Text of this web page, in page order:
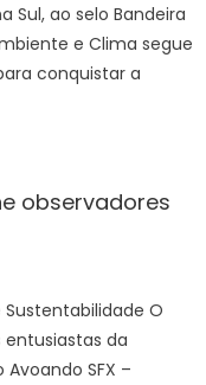
Sul, ao selo Bandeira
e Clima segue
conquistar a
observadores
Sustentabilidade O
da
SFX –